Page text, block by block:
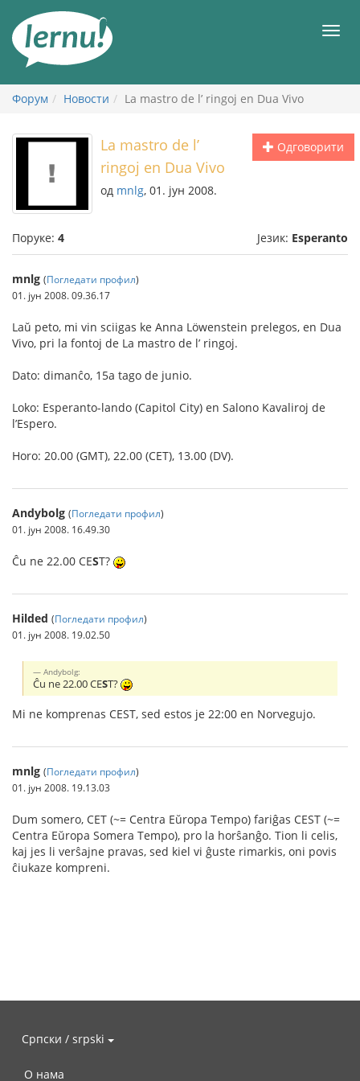
садржају
Форум Новости La mastro de l’ ringoj en Dua Vivo
Одговорити
La mastro de l’
ringoj en Dua Vivo
од mnlg, 01. јун 2008.
Поруке: 4 Језик: Esperanto
mnlg (Погледати профил)
01. јун 2008. 09.36.17
Laŭ peto, mi vin sciigas ke Anna Löwenstein prelegos, en Dua
Vivo, pri la fontoj de La mastro de l’ ringoj.
Dato: dimanĉo, 15a tago de junio.
Loko: Esperanto-lando (Capitol City) en Salono Kavaliroj de
l’Espero.
Horo: 20.00 (GMT), 22.00 (CET), 13.00 (DV).
Andybolg (Погледати профил)
01. јун 2008. 16.49.30
Ĉu ne 22.00 CEST?
Hilded (Погледати профил)
01. јун 2008. 19.02.50
Andybolg:
Ĉu ne 22.00 CEST?
Mi ne komprenas CEST, sed estos je 22:00 en Norvegujo.
mnlg (Погледати профил)
01. јун 2008. 19.13.03
Dum somero, CET (~= Centra Eŭropa Tempo) fariĝas CEST (~=
Centra Eŭropa Somera Tempo), pro la horŝanĝo. Tion li celis,
kaj jes li verŝajne pravas, sed kiel vi ĝuste rimarkis, oni povis
ĉiukaze kompreni.
Српски / srpski
О нама